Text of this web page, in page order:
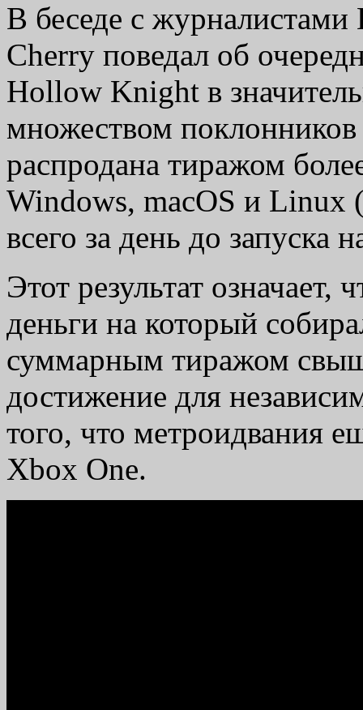
В беседе с
Cherry поведал об
Hollow Knight в
множеством
распродана тиражом
Windows, macOS и Linux
всего за день до запуска
Этот результат
деньги на который
суммарным тиражом
достижение для
того, что метроидвания
Xbox One.